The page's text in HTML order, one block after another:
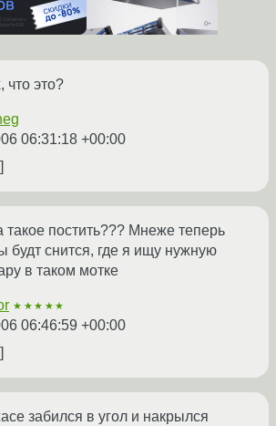
что это?
06:31:18 +00:00
такое постить??? Мнеже теперь
будт снится, где я ищу нужную
в таком мотке
★★★★★
06:46:59 +00:00
забился в угол и накрылся